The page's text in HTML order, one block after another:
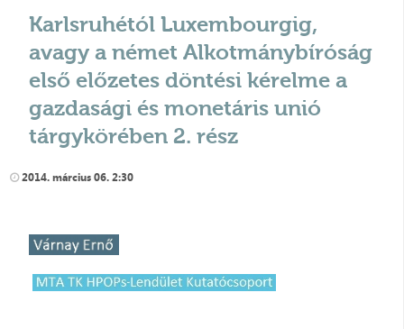
Karlsruhétól Luxembourgig,
avagy a német Alkotmánybíróság
első előzetes döntési kérelme a
gazdasági és monetáris unió
tárgykörében 2. rész
2014. március 06. 2:30